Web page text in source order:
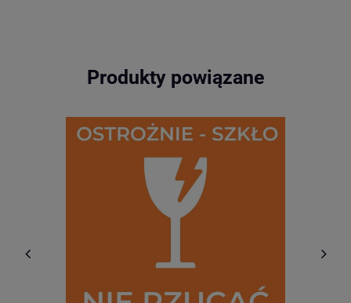
Produkty powiązane